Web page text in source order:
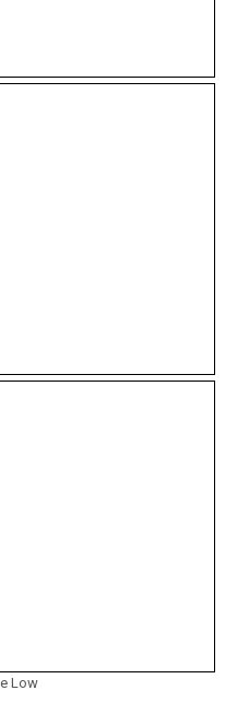
Low